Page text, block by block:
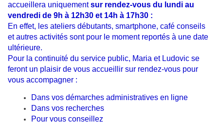
accueillera uniquementsur rendez-vous du lundi au
vendredi de 9h à 12h30 et 14h à 17h30 :
En effet, les ateliers débutants, smartphone, café conseils
et autres activités sont pour le moment reportés à une date
ultérieure.
Pour la continuité du service public, Maria et Ludovic se
feront un plaisir de vous accueillir sur rendez-vous pour
vous accompagner :
Dans vos démarches administratives en ligne
Dans vos recherches
Pour vous conseillez